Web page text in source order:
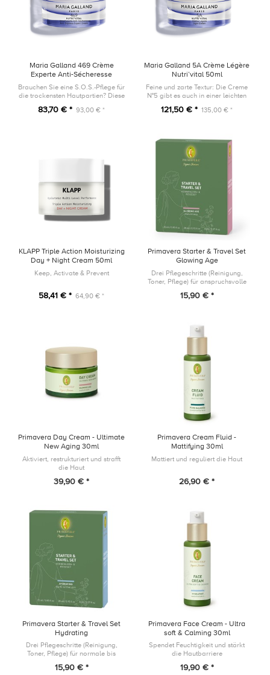
Maria Galland 469 Crème
Experte Anti-Sécheresse
Nutri’vital 50ml
Brauchen Sie eine S.O.S.-Pflege für
die trockensten Hautpartien? Diese
Textur ist die ideale Lösung, indem
83,70 € * 93,00 € *
Maria Galland 5A Crème Légère
Nutri’vital 50ml
Feine und zarte Textur: Die Creme
N°5 gibt es auch in einer leichten
revitalisierender Wirkung
121,50 € * 135,00 € *
KLAPP Triple Action Moisturizing
Day + Night Cream 50ml
Keep, Activate & Prevent
58,41 € * 64,90 € *
Primavera Starter & Travel Set
Glowing Age
Drei Pflegeschritte (Reinigung,
Toner, Pflege) für anspruchsvolle
für den Kurztrip am Wochenende.
15,90 € *
Primavera Day Cream - Ultimate
New Aging 30ml
Aktiviert, restrukturiert und strafft
die Haut
39,90 € *
Primavera Cream Fluid -
Mattifying 30ml
Mattiert und reguliert die Haut
26,90 € *
Primavera Starter & Travel Set
Hydrating
Drei Pflegeschritte (Reinigung,
Toner, Pflege) für normale bis
Kennenlernen oder für den Kurztrip
15,90 € *
Primavera Face Cream - Ultra
soft & Calming 30ml
Spendet Feuchtigkeit und stärkt
die Hautbarriere
19,90 € *